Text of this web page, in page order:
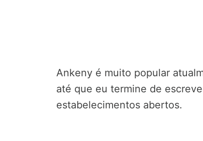
Ankeny é muito popular
até que eu termine de
estabelecimentos abertos.